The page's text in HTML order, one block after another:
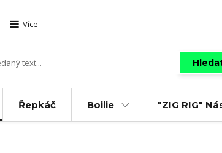
Více
Řepkáč Boilie "ZIG RIG"